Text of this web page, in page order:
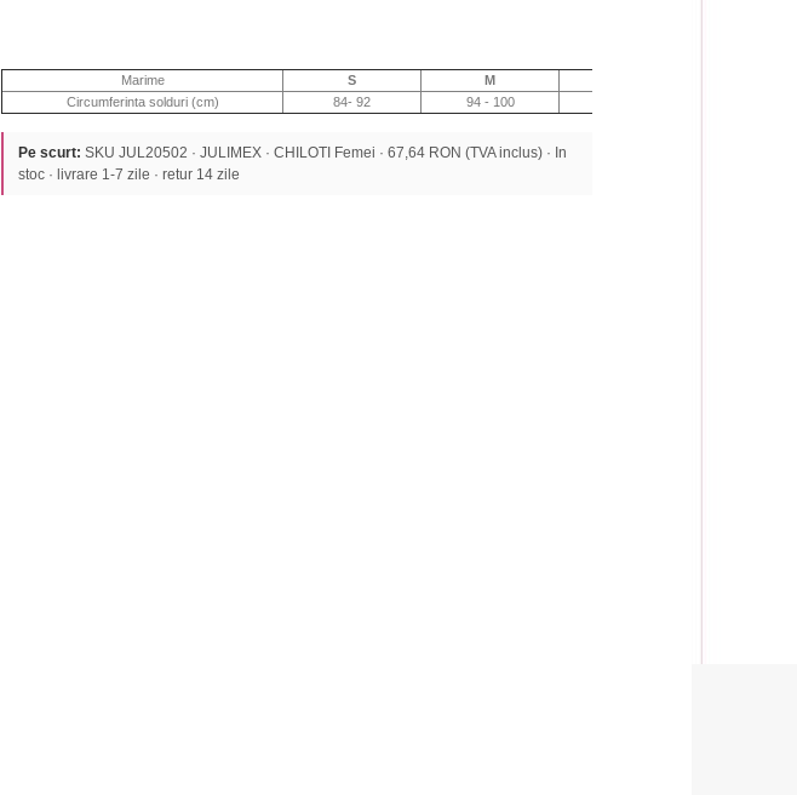
Marime S M
Circumferinta solduri (cm)
84- 92 94 - 100
Pe scurt: SKU JUL20502 · JULIMEX · CHILOTI Femei · 67,64 RON (TVA inclus) · In
stoc · livrare 1-7 zile · retur 14 zile